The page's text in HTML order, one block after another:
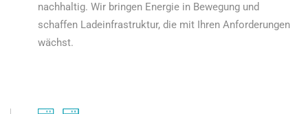
nachhaltig. Wir bringen Energie in Bewegung und
schaffen Ladeinfrastruktur, die mit Ihren Anforderungen
wächst.